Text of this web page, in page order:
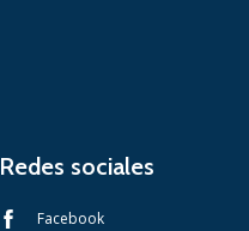
Redes sociales
Facebook